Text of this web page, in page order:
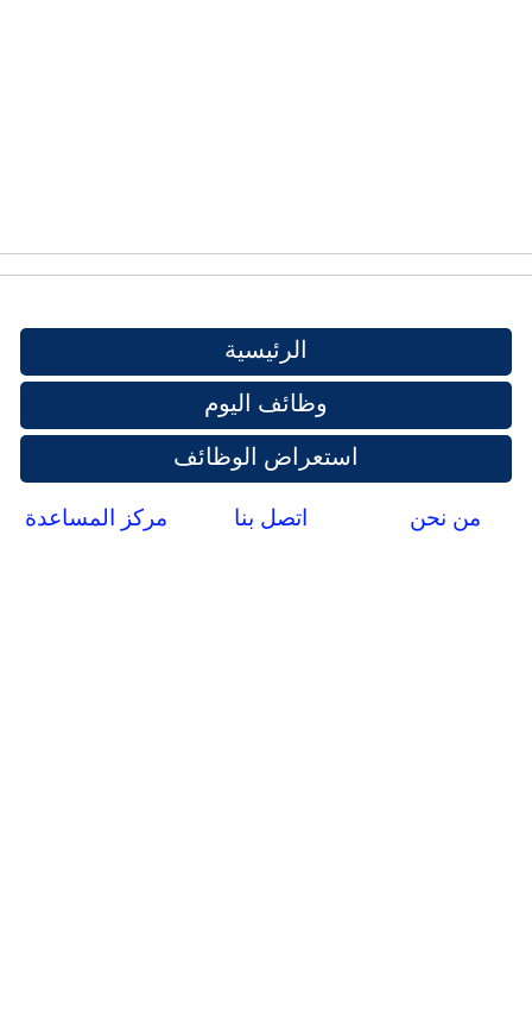
الرئيسية
وظائف اليوم
استعراض الوظائف
من نحن اتصل بنا مركز المساعدة